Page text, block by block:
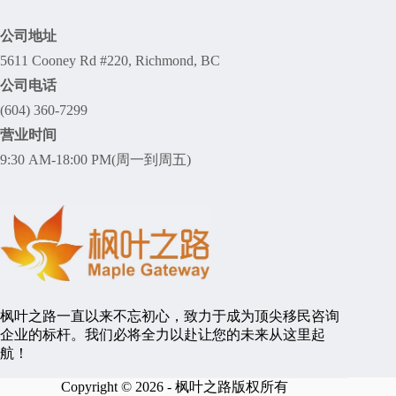
公司地址
5611 Cooney Rd #220, Richmond, BC
公司电话
(604) 360-7299
营业时间
9:30 AM-18:00 PM(周一到周五)
枫叶之路一直以来不忘初心，致力于成为顶尖移民咨询
企业的标杆。我们必将全力以赴让您的未来从这里起
航！
Copyright © 2026 - 枫叶之路版权所有